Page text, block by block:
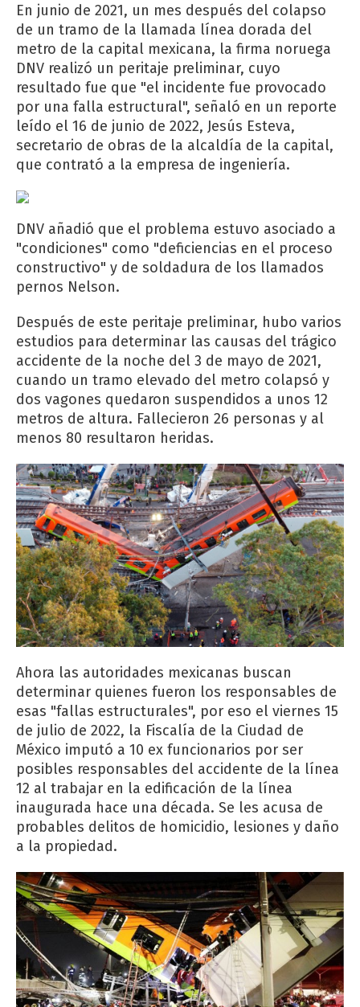
En junio de 2021, un mes después del colapso
de un tramo de la llamada línea dorada del
metro de la capital mexicana, la firma noruega
DNV realizó un peritaje preliminar, cuyo
resultado fue que "el incidente fue provocado
por una falla estructural", señaló en un reporte
leído el 16 de junio de 2022, Jesús Esteva,
secretario de obras de la alcaldía de la capital,
que contrató a la empresa de ingeniería.
DNV añadió que el problema estuvo asociado a
"condiciones" como "deficiencias en el proceso
constructivo" y de soldadura de los llamados
pernos Nelson.
Después de este peritaje preliminar, hubo varios
estudios para determinar las causas del trágico
accidente de la noche del 3 de mayo de 2021,
cuando un tramo elevado del metro colapsó y
dos vagones quedaron suspendidos a unos 12
metros de altura. Fallecieron 26 personas y al
menos 80 resultaron heridas.
Ahora las autoridades mexicanas buscan
determinar quienes fueron los responsables de
esas "fallas estructurales", por eso el viernes 15
de julio de 2022, la Fiscalía de la Ciudad de
México imputó a 10 ex funcionarios por ser
posibles responsables del accidente de la línea
12 al trabajar en la edificación de la línea
inaugurada hace una década. Se les acusa de
probables delitos de homicidio, lesiones y daño
a la propiedad.